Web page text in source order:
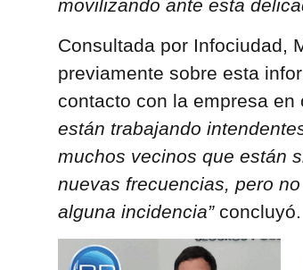
movilizando ante esta
Consultada por Infociudad,
previamente sobre esta
contacto con la empresa en
están trabajando
muchos vecinos que están
nuevas frecuencias, pero
alguna incidencia”concluyó.